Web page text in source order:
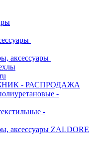
аксессуары
- РАСПРОДАЖА
-
-
аксессуары ZALDORE